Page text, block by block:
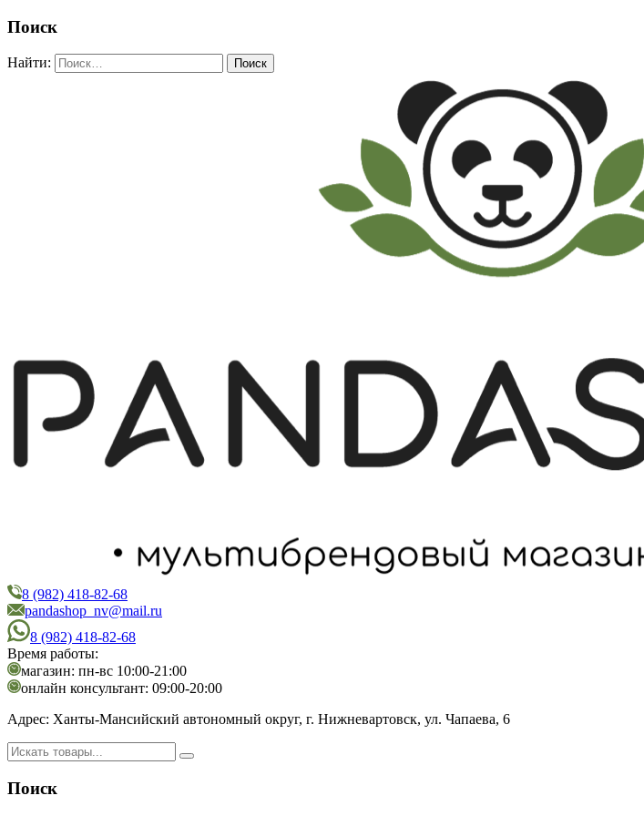
Поиск
Найти:
PandaShop
Интернет-магазин косметики
8 (982) 418-82-68
pandashop_nv@mail.ru
8 (982) 418-82-68
Время работы:
магазин: пн-вс 10:00-21:00
онлайн консультант: 09:00-20:00
Адрес: Ханты-Мансийский автономный округ, г. Нижневартовск, ул. Чапаева, 6
Поиск